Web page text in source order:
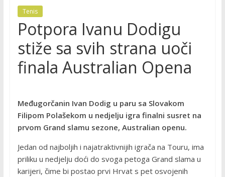
Tenis
Potpora Ivanu Dodigu
stiže sa svih strana uoči
finala Australian Opena
Međugorčanin Ivan Dodig u paru sa Slovakom
Filipom Polašekom u nedjelju igra finalni susret na
prvom Grand slamu sezone, Australian openu.
Jedan od najboljih i najatraktivnijih igrača na Touru, ima
priliku u nedjelju doći do svoga petoga Grand slama u
karijeri, čime bi postao prvi Hrvat s pet osvojenih